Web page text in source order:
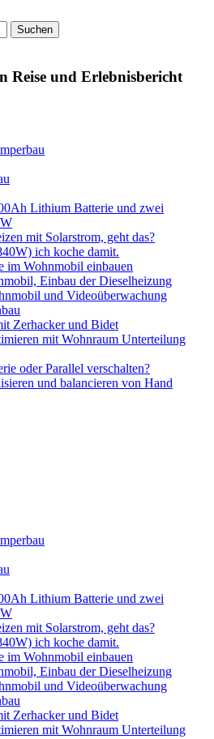
Reise und Erlebnisbericht
Lithium Batterie und zwei
mit Solarstrom, geht das?
ich koche damit.
im Wohnmobil einbauen
Einbau der Dieselheizung
und Videoüberwachung
Zerhacker und Bidet
mit Wohnraum Unterteilung
oder Parallel verschalten?
und balancieren von Hand
Lithium Batterie und zwei
mit Solarstrom, geht das?
ich koche damit.
im Wohnmobil einbauen
Einbau der Dieselheizung
und Videoüberwachung
Zerhacker und Bidet
mit Wohnraum Unterteilung